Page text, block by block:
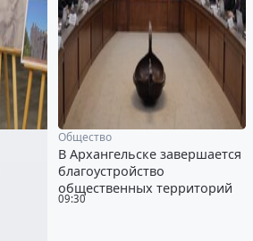
09:30
Общество
В Архангельске завершается
благоустройство
общественных территорий